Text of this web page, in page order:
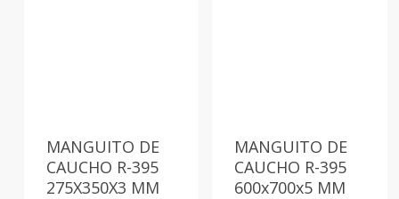
MANGUITO DE
CAUCHO R-395
275X350X3 MM
MANGUITO DE
CAUCHO R-395
600x700x5 MM